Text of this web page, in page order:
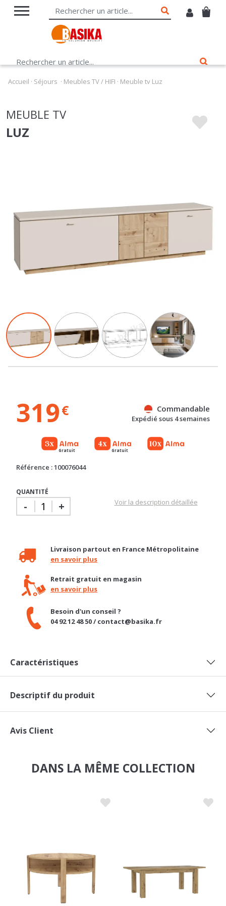
MEUBLE TV
LUZ
319€ Commandable
Expédié sous 4 semaines
Gratuit Gratuit
Référence : 100076044
QUANTITÉ
- +
Livraison partout en France Métropolitaine
en savoir plus
Retrait gratuit en magasin
en savoir plus
Besoin d'un conseil ?
04 92 12 48 50 / contact@basika.fr
Caractéristiques
Descriptif du produit
Avis Client
DANS LA MÊME COLLECTION